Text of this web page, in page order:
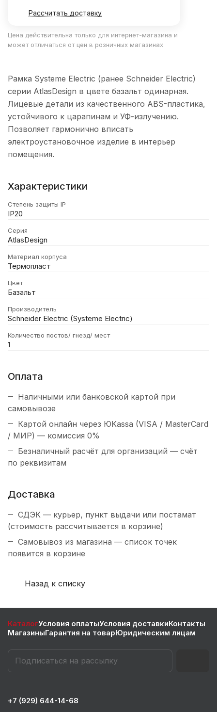
Рассчитать доставку
Цена действительна только для интернет-магазина и
может отличаться от цен в розничных магазинах
Рамка Systeme Electric (ранее Schneider Electric)
серии AtlasDesign в цвете базальт одинарная.
Лицевые детали из качественного ABS-пластика,
устойчивого к царапинам и УФ-излучению.
Позволяет гармонично вписать
электроустановочное изделие в интерьер
помещения.
Характеристики
Степень защиты IP
IP20
Серия
AtlasDesign
Материал корпуса
Термопласт
Цвет
Базальт
Производитель
Schneider Electric (Systeme Electric)
Количество постов/ гнезд/ мест
1
Оплата
Наличными или банковской картой при
самовывозе
Картой онлайн через ЮKassa (VISA / MasterCard
/ МИР) — комиссия 0%
Безналичный расчёт для организаций — счёт
по реквизитам
Доставка
СДЭК — курьер, пункт выдачи или постамат
(стоимость рассчитывается в корзине)
Самовывоз из магазина — список точек
появится в корзине
Назад к списку
КаталогУсловия оплатыУсловия доставкиКонтакты
МагазиныГарантия на товарЮридическим лицам
+7 (929) 644-14-68